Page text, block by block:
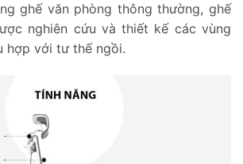
ghế văn phòng thông thường, ghế
nghiên cứu và thiết kế các vùng
hợp với tư thế ngồi.